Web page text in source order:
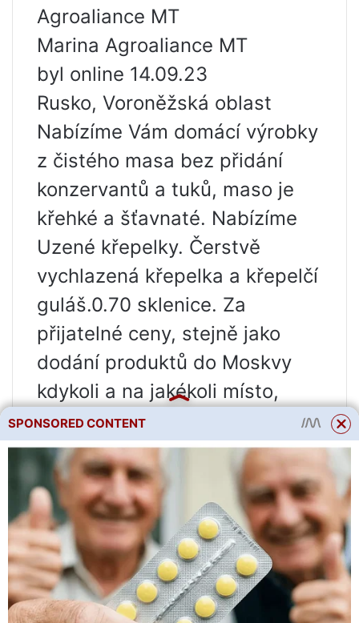
Agroaliance MT
Marina Agroaliance MT
byl online 14.09.23
Rusko, Voroněžská oblast
Nabízíme Vám domácí výrobky
z čistého masa bez přidání
konzervantů a tuků, maso je
křehké a šťavnaté. Nabízíme
Uzené křepelky. Čerstvě
vychlazená křepelka a křepelčí
guláš.0.70 sklenice. Za
přijatelné ceny, stejně jako
dodání produktů do Moskvy
kdykoli a na jakékoli místo,
které určíte. Zveme obchody a
základny ke spolupráci.
Vakuové balení je možné a
trvanlivost se zvyšuje na 30
dní. Uzené křepelky lze
objednat jednotlivě, 1 kus za
190 rublů. a v kilogramech 1 kg
SPONSORED CONTENT